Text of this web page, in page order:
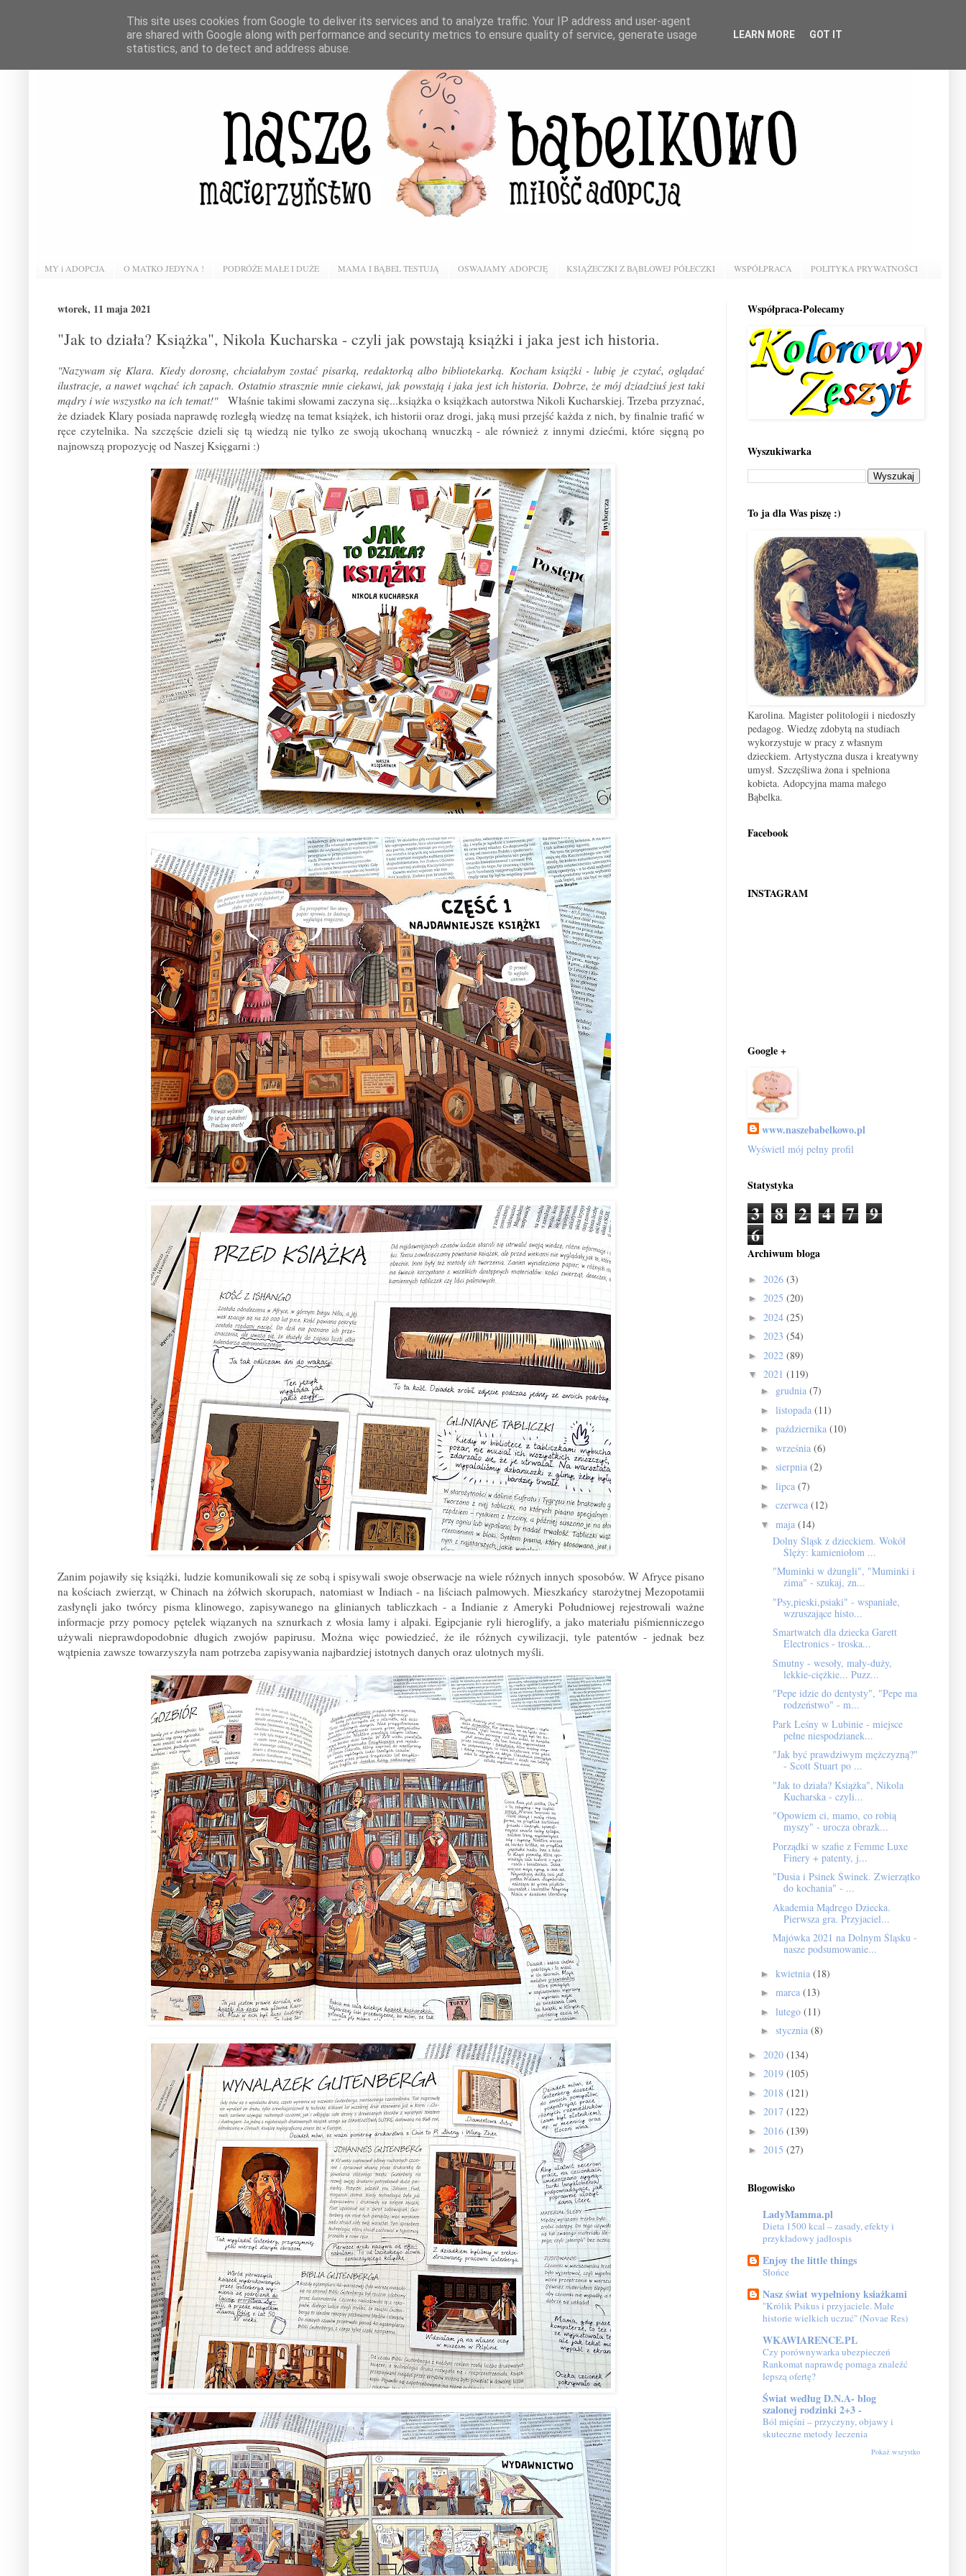
MY i ADOPCJA O MATKO JEDYNA ! PODRÓŻE MAŁE I DUŻE MAMA I BĄBEL TESTUJĄ OSWAJAMY ADOPCJĘ KSIĄŻECZKI Z BĄBLOWEJ PÓŁECZKI WSPÓŁPRACA POLITYKA PRYWATNOŚCI
wtorek, 11 maja 2021
"Jak to działa? Książka", Nikola Kucharska - czyli jak powstają książki i jaka jest ich historia.
"Nazywam się Klara. Kiedy dorosnę, chciałabym zostać pisarką, redaktorką albo bibliotekarką. Kocham książki - lubię je czytać, oglądać
ilustracje, a nawet wąchać ich zapach. Ostatnio strasznie mnie ciekawi, jak powstają i jaka jest ich historia. Dobrze, że mój dziadziuś jest taki
mądry i wie wszystko na ich temat!" Właśnie takimi słowami zaczyna się...książka o książkach autorstwa Nikoli Kucharskiej. Trzeba przyznać,
że dziadek Klary posiada naprawdę rozległą wiedzę na temat książek, ich historii oraz drogi, jaką musi przejść każda z nich, by finalnie trafić w
ręce czytelnika. Na szczęście dzieli się tą wiedzą nie tylko ze swoją ukochaną wnuczką - ale również z innymi dziećmi, które sięgną po
najnowszą propozycję od Naszej Księgarni :)
Zanim pojawiły się książki, ludzie komunikowali się ze sobą i spisywali swoje obserwacje na wiele różnych innych sposobów. W Afryce pisano
na kościach zwierząt, w Chinach na żółwich skorupach, natomiast w Indiach - na liściach palmowych. Mieszkańcy starożytnej Mezopotamii
zasłynęli jako twórcy pisma klinowego, zapisywanego na glinianych tabliczkach - a Indianie z Ameryki Południowej rejestrowali ważne
informacje przy pomocy pętelek wiązanych na sznurkach z włosia lamy i alpaki. Egipcjanie ryli hieroglify, a jako materiału piśmienniczego
używali nieprawdopodobnie długich zwojów papirusu. Można więc powiedzieć, że ile różnych cywilizacji, tyle patentów - jednak bez
wątpienia zawsze towarzyszyła nam potrzeba zapisywania najbardziej istotnych danych oraz ulotnych myśli.
Współpraca-Polecamy
Wyszukiwarka
To ja dla Was piszę :)
Karolina. Magister politologii i niedoszły
pedagog. Wiedzę zdobytą na studiach
wykorzystuje w pracy z własnym
dzieckiem. Artystyczna dusza i kreatywny
umysł. Szczęśliwa żona i spełniona
kobieta. Adopcyjna mama małego
Bąbelka.
Facebook
INSTAGRAM
Google +
www.naszebabelkowo.pl
Wyświetl mój pełny profil
Statystyka
3 8 2 4 7 9
6
Archiwum bloga
► 2026 (3)
► 2025 (20)
► 2024 (25)
► 2023 (54)
► 2022 (89)
▼ 2021 (119)
► grudnia (7)
► listopada (11)
► października (10)
► września (6)
► sierpnia (2)
► lipca (7)
► czerwca (12)
▼ maja (14)
Dolny Śląsk z dzieckiem. Wokół
Ślęży: kamieniołom ...
"Muminki w dżungli", "Muminki i
zima" - szukaj, zn...
"Psy,pieski,psiaki" - wspaniałe,
wzruszające histo...
Smartwatch dla dziecka Garett
Electronics - troska...
Smutny - wesoły, mały-duży,
lekkie-ciężkie... Puzz...
"Pepe idzie do dentysty", "Pepe ma
rodzeństwo" - m...
Park Leśny w Lubinie - miejsce
pełne niespodzianek...
"Jak być prawdziwym mężczyzną?"
- Scott Stuart po ...
"Jak to działa? Książka", Nikola
Kucharska - czyli...
"Opowiem ci, mamo, co robią
myszy" - urocza obrazk...
Porządki w szafie z Femme Luxe
Finery + patenty, j...
"Dusia i Psinek Świnek. Zwierzątko
do kochania" - ...
Akademia Mądrego Dziecka.
Pierwsza gra. Przyjaciel...
Majówka 2021 na Dolnym Śląsku -
nasze podsumowanie...
► kwietnia (18)
► marca (13)
► lutego (11)
► stycznia (8)
► 2020 (134)
► 2019 (105)
► 2018 (121)
► 2017 (122)
► 2016 (139)
► 2015 (27)
Blogowisko
LadyMamma.pl
Dieta 1500 kcal – zasady, efekty i
przykładowy jadłospis
Enjoy the little things
Słońce
Nasz świat wypełniony ksiażkami
"Królik Psikus i przyjaciele. Małe
historie wielkich uczuć" (Novae Res)
WKAWIARENCE.PL
Czy porównywarka ubezpieczeń
Rankomat naprawdę pomaga znaleźć
lepszą ofertę?
Świat według D.N.A- blog
szalonej rodzinki 2+3 -
Ból mięśni – przyczyny, objawy i
skuteczne metody leczenia
Pokaż wszystko
This site uses cookies from Google to deliver its services and to analyze traffic. Your IP address and user-agent
are shared with Google along with performance and security metrics to ensure quality of service, generate usage
statistics, and to detect and address abuse.
LEARN MORE GOT IT